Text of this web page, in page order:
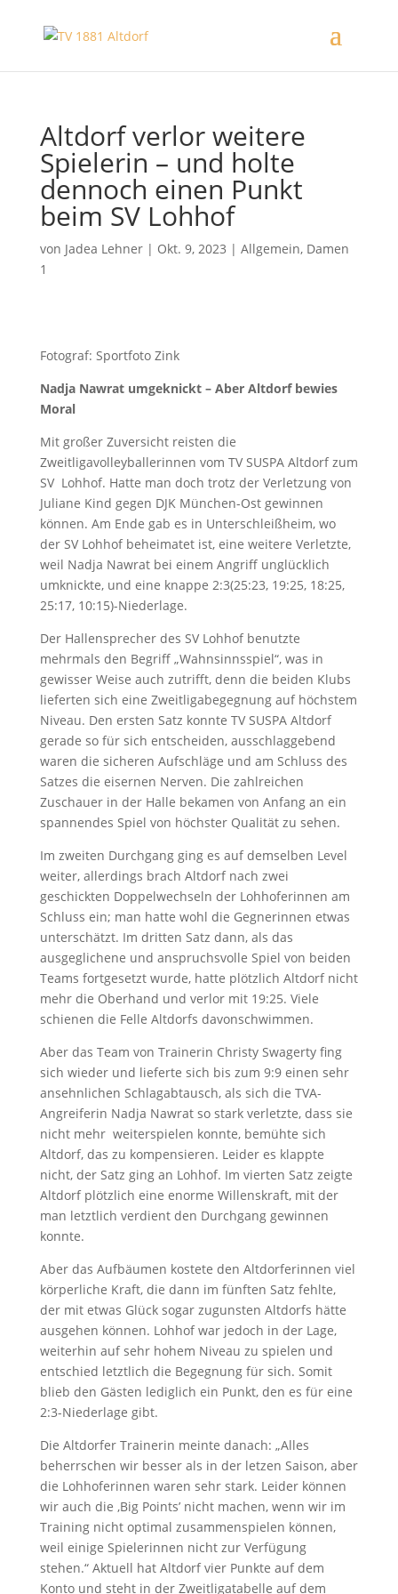
Altdorf verlor weitere
Spielerin – und holte
dennoch einen Punkt
beim SV Lohhof
von Jadea Lehner| Okt. 9, 2023 | Allgemein, Damen
1
Fotograf: Sportfoto Zink
Nadja Nawrat umgeknickt – Aber Altdorf bewies
Moral
Mit großer Zuversicht reisten die
Zweitligavolleyballerinnen vom TV SUSPA Altdorf zum
SV Lohhof. Hatte man doch trotz der Verletzung von
Juliane Kind gegen DJK München-Ost gewinnen
können. Am Ende gab es in Unterschleißheim, wo
der SV Lohhof beheimatet ist, eine weitere Verletzte,
weil Nadja Nawrat bei einem Angriff unglücklich
umknickte, und eine knappe 2:3(25:23, 19:25, 18:25,
25:17, 10:15)-Niederlage.
Der Hallensprecher des SV Lohhof benutzte
mehrmals den Begriff „Wahnsinnsspiel“, was in
gewisser Weise auch zutrifft, denn die beiden Klubs
lieferten sich eine Zweitligabegegnung auf höchstem
Niveau. Den ersten Satz konnte TV SUSPA Altdorf
gerade so für sich entscheiden, ausschlaggebend
waren die sicheren Aufschläge und am Schluss des
Satzes die eisernen Nerven. Die zahlreichen
Zuschauer in der Halle bekamen von Anfang an ein
spannendes Spiel von höchster Qualität zu sehen.
Im zweiten Durchgang ging es auf demselben Level
weiter, allerdings brach Altdorf nach zwei
geschickten Doppelwechseln der Lohhoferinnen am
Schluss ein; man hatte wohl die Gegnerinnen etwas
unterschätzt. Im dritten Satz dann, als das
ausgeglichene und anspruchsvolle Spiel von beiden
Teams fortgesetzt wurde, hatte plötzlich Altdorf nicht
mehr die Oberhand und verlor mit 19:25. Viele
schienen die Felle Altdorfs davonschwimmen.
Aber das Team von Trainerin Christy Swagerty fing
sich wieder und lieferte sich bis zum 9:9 einen sehr
ansehnlichen Schlagabtausch, als sich die TVA-
Angreiferin Nadja Nawrat so stark verletzte, dass sie
nicht mehr weiterspielen konnte, bemühte sich
Altdorf, das zu kompensieren. Leider es klappte
nicht, der Satz ging an Lohhof. Im vierten Satz zeigte
Altdorf plötzlich eine enorme Willenskraft, mit der
man letztlich verdient den Durchgang gewinnen
konnte.
Aber das Aufbäumen kostete den Altdorferinnen viel
körperliche Kraft, die dann im fünften Satz fehlte,
der mit etwas Glück sogar zugunsten Altdorfs hätte
ausgehen können. Lohhof war jedoch in der Lage,
weiterhin auf sehr hohem Niveau zu spielen und
entschied letztlich die Begegnung für sich. Somit
blieb den Gästen lediglich ein Punkt, den es für eine
2:3-Niederlage gibt.
Die Altdorfer Trainerin meinte danach: „Alles
beherrschen wir besser als in der letzen Saison, aber
die Lohhoferinnen waren sehr stark. Leider können
wir auch die ‚Big Points’ nicht machen, wenn wir im
Training nicht optimal zusammenspielen können,
weil einige Spielerinnen nicht zur Verfügung
stehen.“ Aktuell hat Altdorf vier Punkte auf dem
Konto und steht in der Zweitligatabelle auf dem